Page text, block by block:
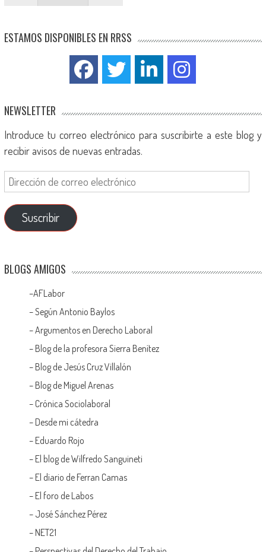
ESTAMOS DISPONIBLES EN RRSS
NEWSLETTER
Introduce tu correo electrónico para suscribirte a este blog y
recibir avisos de nuevas entradas.
Suscribir
BLOGS AMIGOS
–AFLabor
– Según Antonio Baylos
–Argumentos en Derecho Laboral
– Blog de la profesora Sierra Benítez
– Blog de Jesús Cruz Villalón
– Blog de Miguel Arenas
– Crónica Sociolaboral
– Desde mi cátedra
– Eduardo Rojo
– El blog de Wilfredo Sanguineti
– El diario de Ferran Camas
– El foro de Labos
– José Sánchez Pérez
– NET21